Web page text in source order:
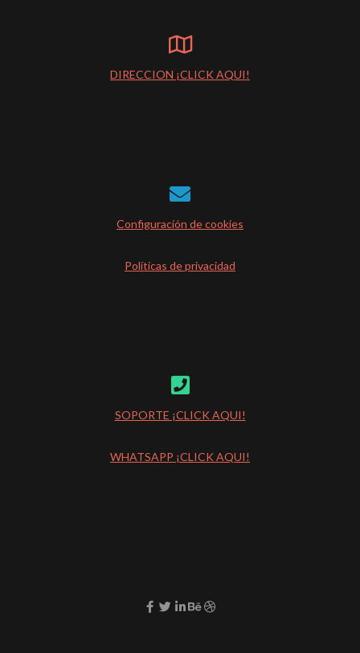
DIRECCION ¡CLICK AQUI!
Configuración de cookies
Políticas de privacidad
SOPORTE ¡CLICK AQUI!
WHATSAPP ¡CLICK AQUI!